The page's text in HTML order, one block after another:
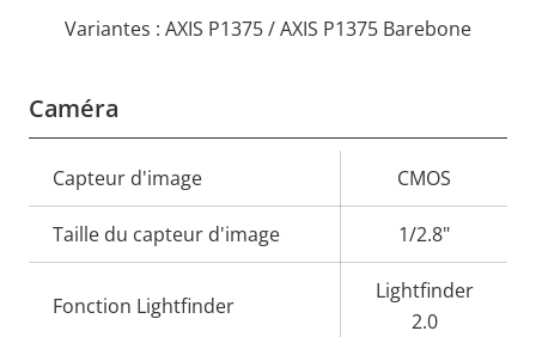
Variantes : AXIS P1375 / AXIS P1375 Barebone
Caméra
Description
de la
propriété
la
propriété
Capteur d'image CMOS
Taille du capteur d'image 1/2.8"
Fonction Lightfinder
Lightfinder
2.0